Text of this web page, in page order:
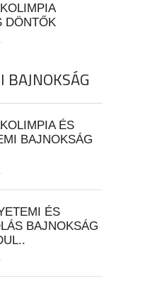
DÖNTŐK
BAJNOKSÁG
ÉS
BAJNOKSÁG
ÉS
BAJNOKSÁG